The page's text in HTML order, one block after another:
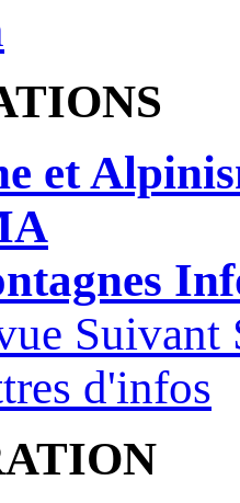
et
Suivant
d'infos